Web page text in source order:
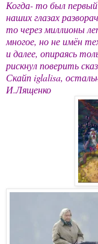
Когда- то был
наших глазах
то через миллионы
многое, но не имён
и далее, опираясь
рискнул поверить
Скайп iglalisa,
И.Лященко